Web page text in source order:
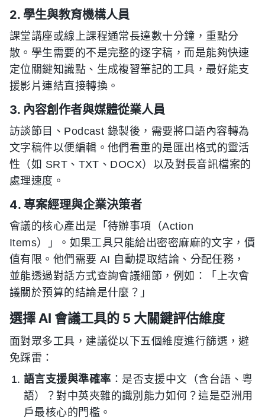
2. 學生與教育機構人員
課堂講座或線上課程通常長達數十分鐘，重點分
散。學生需要的不是完整的逐字稿，而是能夠快速
定位關鍵知識點、生成複習筆記的工具，最好能支
援影片連結直接轉換。
3. 內容創作者與媒體從業人員
訪談節目、Podcast 錄製後，需要將口語內容轉為
文字稿件以便編輯。他們看重的是匯出格式的靈活
性（如 SRT、TXT、DOCX）以及對長音訊檔案的
處理速度。
4. 專案經理與企業決策者
會議的核心產出是「待辦事項（Action
Items）」。如果工具只能給出密密麻麻的文字，價
值有限。他們需要 AI 自動提取結論、分配任務，
並能透過對話方式查詢會議細節，例如：「上次會
議關於預算的結論是什麼？」
選擇 AI 會議工具的 5 大關鍵評估維度
面對眾多工具，建議從以下五個維度進行篩選，避
免踩雷：
語言支援與準確率 ：是否支援中文（含台語、粵
語）？對中英夾雜的識別能力如何？這是亞洲用
戶最核心的門檻。